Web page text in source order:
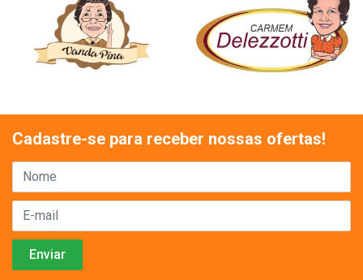
Cadastre-se para receber nossas ofertas!